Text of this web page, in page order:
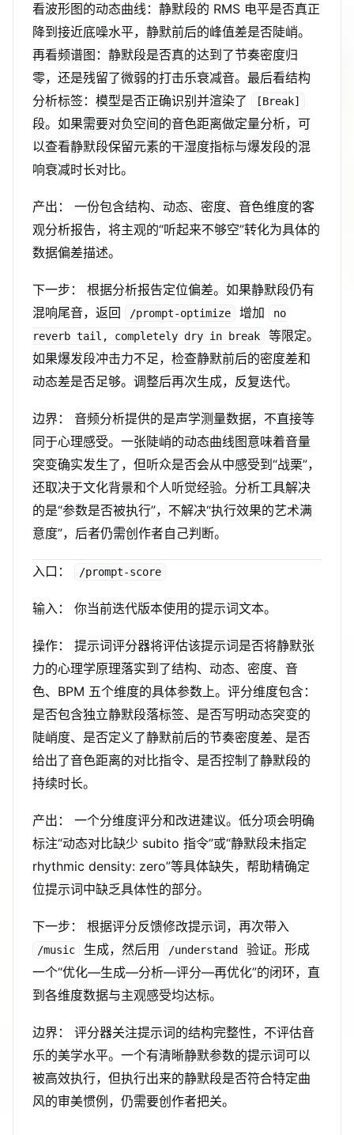
看波形图的动态曲线：静默段的 RMS 电平是否真正
降到接近底噪水平，静默前后的峰值差是否陡峭。
再看频谱图：静默段是否真的达到了节奏密度归
零，还是残留了微弱的打击乐衰减音。最后看结构
分析标签：模型是否正确识别并渲染了
[Break]
段。如果需要对负空间的音色距离做定量分析，可
以查看静默段保留元素的干湿度指标与爆发段的混
响衰减时长对比。
产出： 一份包含结构、动态、密度、音色维度的客
观分析报告，将主观的“听起来不够空”转化为具体的
数据偏差描述。
下一步： 根据分析报告定位偏差。如果静默段仍有
混响尾音，返回
/prompt-optimize 增加
no
reverb tail, completely dry in break
等限定。
如果爆发段冲击力不足，检查静默前后的密度差和
动态差是否足够。调整后再次生成，反复迭代。
边界： 音频分析提供的是声学测量数据，不直接等
同于心理感受。一张陡峭的动态曲线图意味着音量
突变确实发生了，但听众是否会从中感受到“战栗”，
还取决于文化背景和个人听觉经验。分析工具解决
的是“参数是否被执行”，不解决“执行效果的艺术满
意度”，后者仍需创作者自己判断。
入口： /prompt-score
输入： 你当前迭代版本使用的提示词文本。
操作： 提示词评分器将评估该提示词是否将静默张
力的心理学原理落实到了结构、动态、密度、音
色、BPM 五个维度的具体参数上。评分维度包含：
是否包含独立静默段落标签、是否写明动态突变的
陡峭度、是否定义了静默前后的节奏密度差、是否
给出了音色距离的对比指令、是否控制了静默段的
持续时长。
产出： 一个分维度评分和改进建议。低分项会明确
标注“动态对比缺少 subito 指令”或“静默段未指定
rhythmic density: zero”等具体缺失，帮助精确定
位提示词中缺乏具体性的部分。
下一步： 根据评分反馈修改提示词，再次带入
/music 生成，然后用 /understand
验证。形成
一个“优化—生成—分析—评分—再优化”的闭环，直
到各维度数据与主观感受均达标。
边界： 评分器关注提示词的结构完整性，不评估音
乐的美学水平。一个有清晰静默参数的提示词可以
被高效执行，但执行出来的静默段是否符合特定曲
风的审美惯例，仍需要创作者把关。